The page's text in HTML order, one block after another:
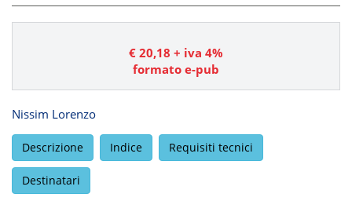
€ 20,18 + iva 4%
formato e-pub
Nissim Lorenzo
Descrizione Indice Requisiti tecnici
Destinatari